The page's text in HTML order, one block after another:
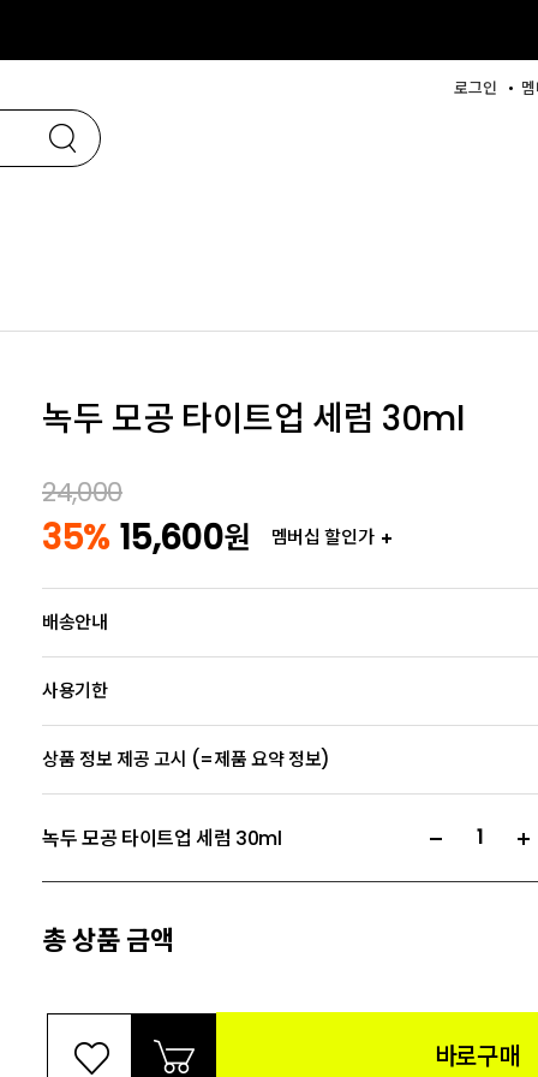
로그인
녹두 모공 타이트업 세럼 30ml
24,000
35% 15,600원 멤버십 할인가
배송안내
사용기한
상품 정보 제공 고시 (=제품 요약 정보)
녹두 모공 타이트업 세럼 30ml
총 상품 금액
바로구매